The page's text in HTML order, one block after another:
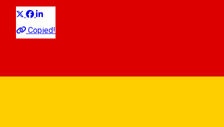
Copied!
Pentru copii